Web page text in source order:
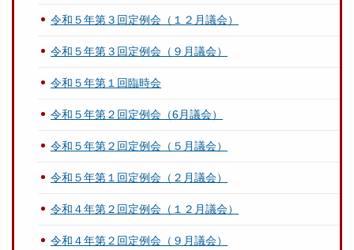
令和５年第３回定例会（１２月議会）
令和５年第３回定例会（９月議会）
令和５年第１回臨時会
令和５年第２回定例会（6月議会）
令和５年第２回定例会（５月議会）
令和５年第１回定例会（２月議会）
令和４年第２回定例会（１２月議会）
令和４年第２回定例会（９月議会）